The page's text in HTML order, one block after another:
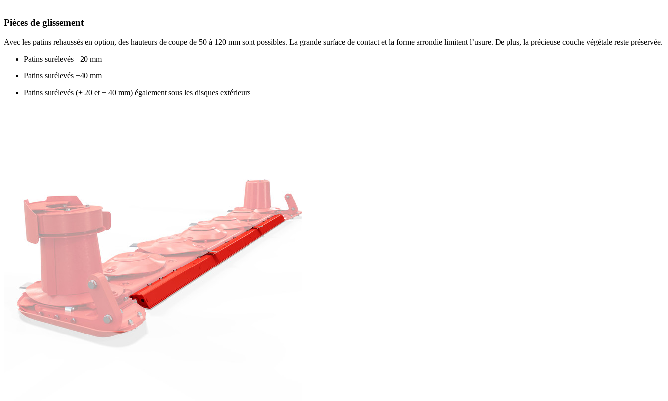
Pièces de glissement
Avec les patins rehaussés en option, des hauteurs de coupe de 50 à 120 mm sont possibles. La grande surface de contact et la forme arrondie limitent l’usure. De plus, la précieuse couche végétale reste préservée.
Patins surélevés +20 mm
Patins surélevés +40 mm
Patins surélevés (+ 20 et + 40 mm) également sous les disques extérieurs